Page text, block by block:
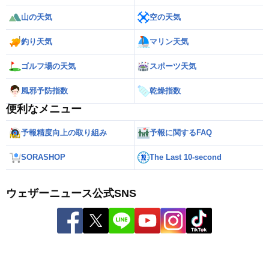
山の天気 空の天気
釣り天気 マリン天気
ゴルフ場の天気 スポーツ天気
風邪予防指数 乾燥指数
便利なメニュー
予報精度向上の取り組み 予報に関するFAQ
SORASHOP The Last 10-second
ウェザーニュース公式SNS